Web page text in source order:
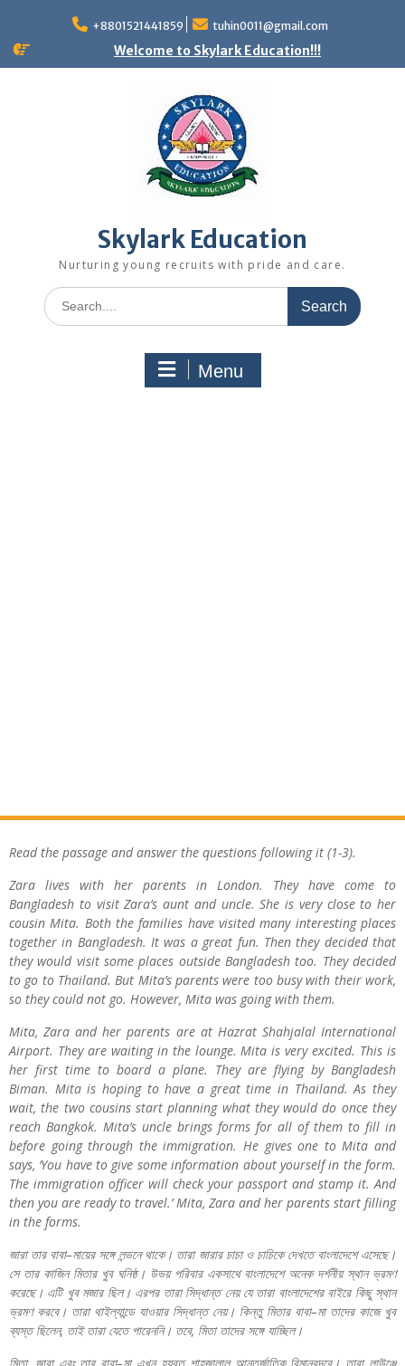
+8801521441859 tuhin0011@gmail.com
Welcome to Skylark Education!!!
Skylark Education
Nurturing young recruits with pride and care.
Menu
Read the passage and answer the questions following it (1-3).
Zara lives with her parents in London. They have come to
Bangladesh to visit Zara’s aunt and uncle. She is very close to her
cousin Mita. Both the families have visited many interesting places
together in Bangladesh. It was a great fun. Then they decided that
they would visit some places outside Bangladesh too. They decided
to go to Thailand. But Mita’s parents were too busy with their work,
so they could not go. However, Mita was going with them.
Mita, Zara and her parents are at Hazrat Shahjalal International
Airport. They are waiting in the lounge. Mita is very excited. This is
her first time to board a plane. They are flying by Bangladesh
Biman. Mita is hoping to have a great time in Thailand. As they
wait, the two cousins start planning what they would do once they
reach Bangkok. Mita’s uncle brings forms for all of them to fill in
before going through the immigration. He gives one to Mita and
says, ‘You have to give some information about yourself in the form.
The immigration officer will check your passport and stamp it. And
then you are ready to travel.’ Mita, Zara and her parents start filling
in the forms.
জারা তার বাবা–মায়ের সঙ্গে লন্ডনে থাকে। তারা জারার চাচা ও চাচিকে দেখতে বাংলাদেশে এসেছে।
সে তার কাজিন মিতার খুব ঘনিষ্ঠ। উভয় পরিবার একসাথে বাংলাদেশে অনেক দর্শনীয় স্থান ভ্রমণ
করেছে। এটি খুব মজার ছিল। এরপর তারা সিদ্ধান্ত নেয় যে তারা বাংলাদেশের বাইরে কিছু স্থান
ভ্রমণ করবে। তারা থাইল্যান্ডে যাওয়ার সিদ্ধান্ত নেয়। কিন্তু মিতার বাবা–মা তাদের কাজে খুব
ব্যস্ত ছিলেন, তাই তারা যেতে পারেননি। তবে, মিতা তাদের সঙ্গে যাচ্ছিল।